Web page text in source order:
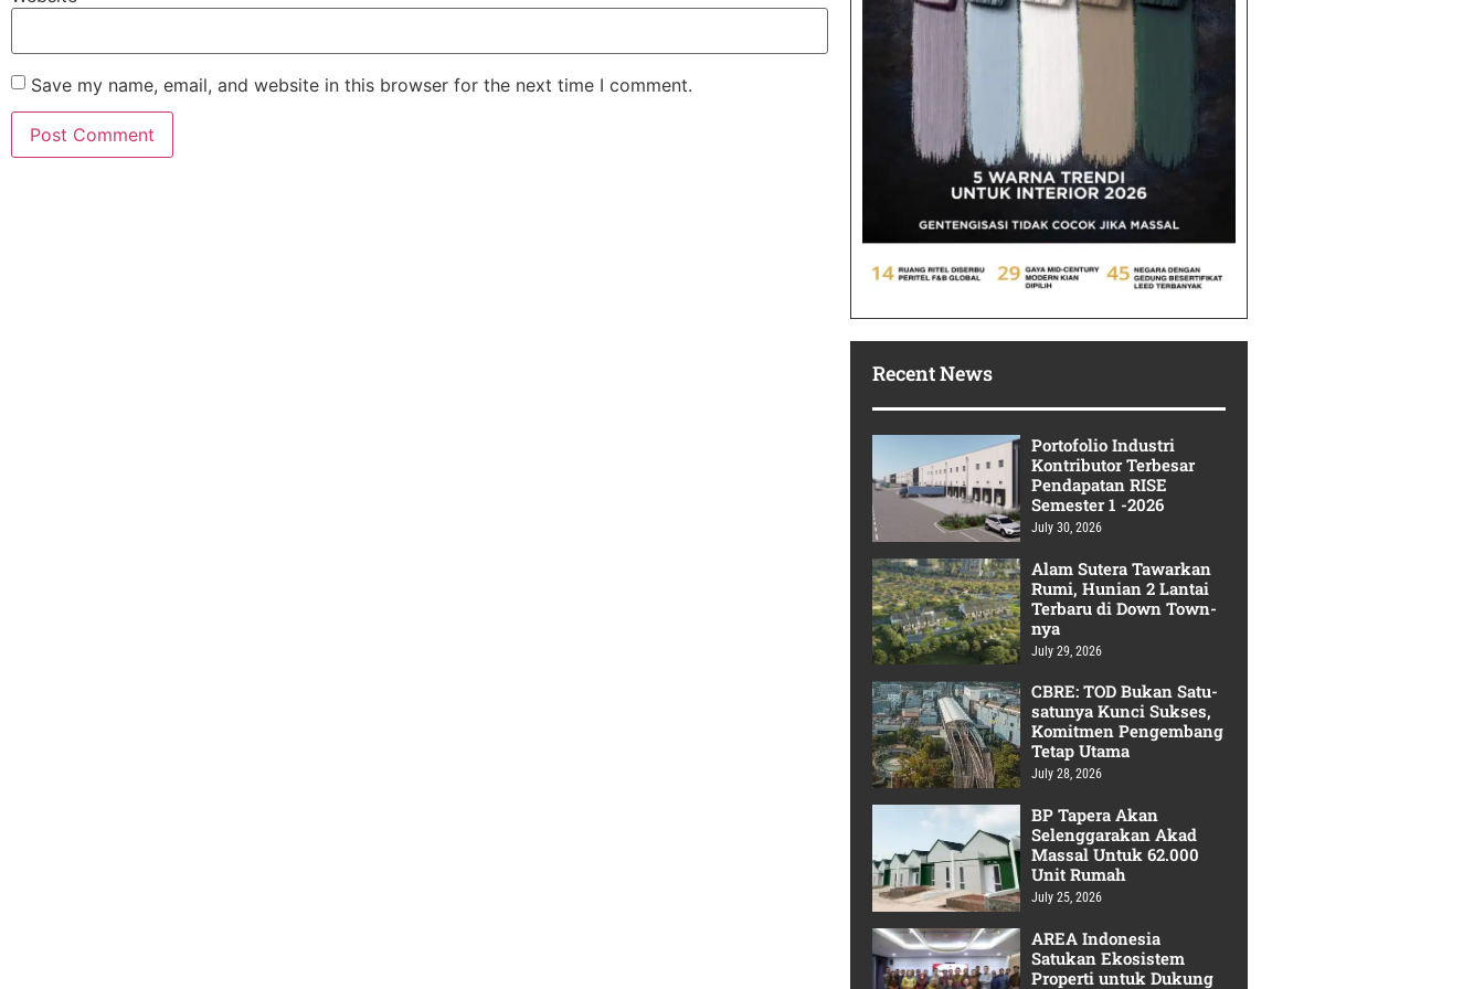
Save my name, email, and website in this browser for the next time I comment.
Recent News
Portofolio Industri
Kontributor Terbesar
Pendapatan RISE
Semester 1 -2026
July 30, 2026
Alam Sutera Tawarkan
Rumi, Hunian 2 Lantai
Terbaru di Down Town-
nya
July 29, 2026
CBRE: TOD Bukan Satu-
satunya Kunci Sukses,
Komitmen Pengembang
Tetap Utama
July 28, 2026
BP Tapera Akan
Selenggarakan Akad
Massal Untuk 62.000
Unit Rumah
July 25, 2026
AREA Indonesia
Satukan Ekosistem
Properti untuk Dukung